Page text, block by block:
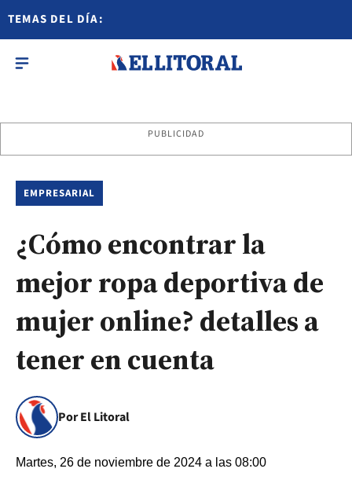
TEMAS DEL DÍA:
PUBLICIDAD
EMPRESARIAL
¿Cómo encontrar la
mejor ropa deportiva de
mujer online? detalles a
tener en cuenta
Por El Litoral
Martes, 26 de noviembre de 2024 a las 08:00